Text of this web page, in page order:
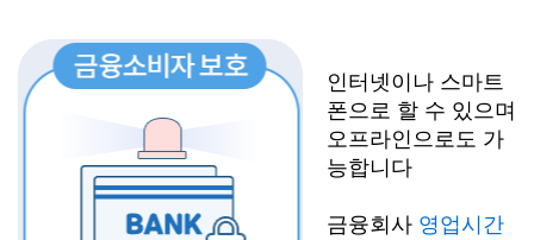
인터넷이나 스마트
폰으로 할 수 있으며
오프라인으로도 가
능합니다
금융회사 영업시간